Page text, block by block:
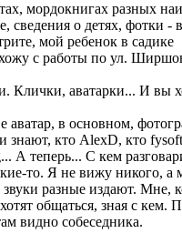
мордокнигах разных
сведения о детях, фотки -
мой ребенок в садике
с работы по ул.
Клички, аватарки... И вы
аватар, в основном,
знают, кто AlexD, кто
А теперь... C кем
то. Я не вижу никого, а
разные издают. Мне,
общаться, зная с кем.
видно собеседника.